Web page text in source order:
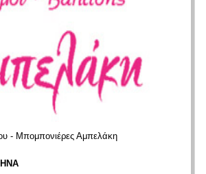
- Μπομπονιέρες Αμπελάκη